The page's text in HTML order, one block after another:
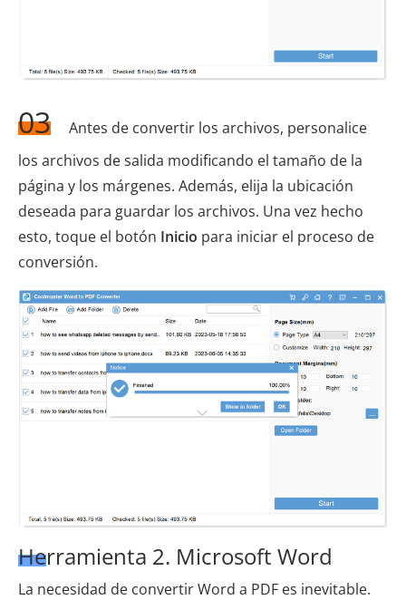
03
Antes de convertir los archivos, personalice
los archivos de salida modificando el tamaño de la
página y los márgenes. Además, elija la ubicación
deseada para guardar los archivos. Una vez hecho
esto, toque el botón Inicio para iniciar el proceso de
conversión.
Herramienta 2. Microsoft Word
La necesidad de convertir Word a PDF es inevitable.